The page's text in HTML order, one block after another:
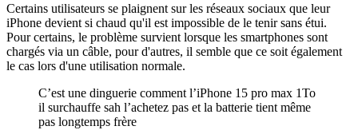
Certains utilisateurs se plaignent sur les réseaux sociaux que leur
iPhone devient si chaud qu'il est impossible de le tenir sans étui.
Pour certains, le problème survient lorsque les smartphones sont
chargés via un câble, pour d'autres, il semble que ce soit également
le cas lors d'une utilisation normale.
C’est une dinguerie comment l’iPhone 15 pro max 1To
il surchauffe sah l’achetez pas et la batterie tient même
pas longtemps frère